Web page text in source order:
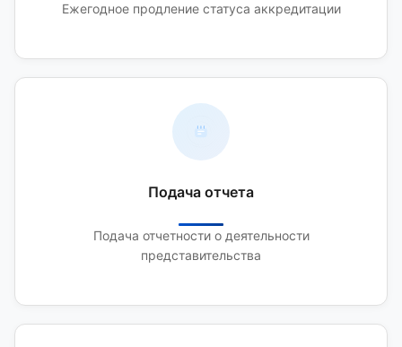
Ежегодное продление статуса аккредитации
Подача отчета
Подача отчетности о деятельности
представительства